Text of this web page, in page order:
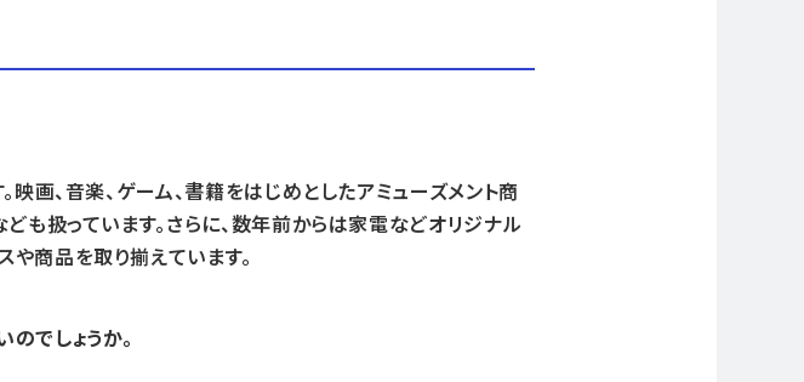
画、音楽、ゲーム、書籍をはじめとしたアミューズメント商
も扱っています。さらに、数年前からは家電などオリジナル
商品を取り揃えています。
でしょうか。